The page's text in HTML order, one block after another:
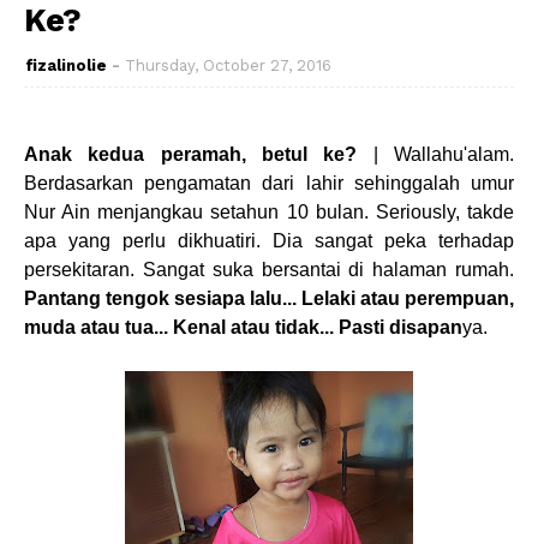
Ke?
fizalinolie Thursday, October 27, 2016
Anak kedua peramah, betul ke?
| Wallahu'alam.
Berdasarkan pengamatan dari lahir sehinggalah umur
Nur Ain menjangkau setahun 10 bulan. Seriously, takde
apa yang perlu dikhuatiri. Dia sangat peka terhadap
persekitaran. Sangat suka bersantai di halaman rumah.
Pantang tengok sesiapa lalu... Lelaki atau perempuan,
muda atau tua... Kenal atau tidak... Pasti disapanya.